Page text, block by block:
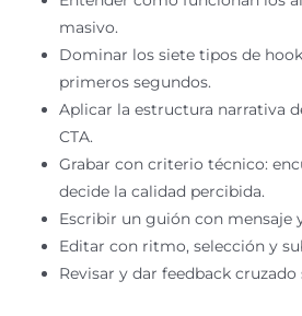
masivo.
Dominar los siete tipos de
primeros segundos.
Aplicar la estructura narrativa
CTA.
Grabar con criterio técnico:
decide la calidad percibida.
Escribir un guión con mensaje
Editar con ritmo, selección y
Revisar y dar feedback